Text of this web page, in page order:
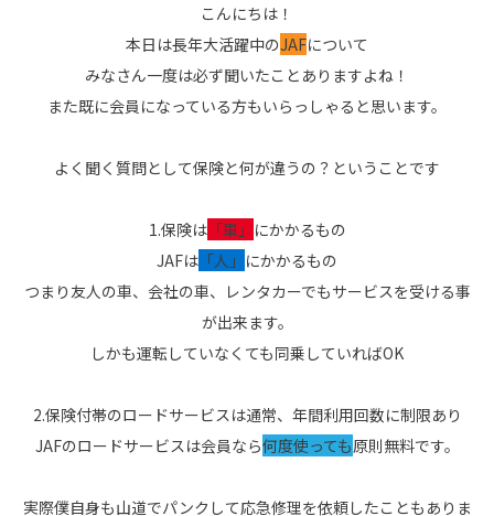
こんにちは！
本日は長年大活躍中のJAFについて
みなさん一度は必ず聞いたことありますよね！
また既に会員になっている方もいらっしゃると思います。
よく聞く質問として保険と何が違うの？ということです
1.保険は「車」 にかかるもの
JAFは 「人」 にかかるもの
つまり友人の車、会社の車、レンタカーでもサービスを受ける事
が出来ます。
しかも運転していなくても同乗していればOK
2.保険付帯のロードサービスは通常、年間利用回数に制限あり
JAFのロードサービスは会員なら何度使っても原則無料です。
実際僕自身も山道でパンクして応急修理を依頼したこともありま